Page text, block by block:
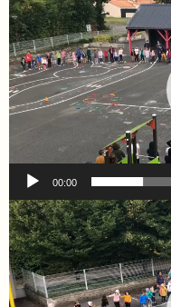
vidéo
00:00
Lecteur
vidéo